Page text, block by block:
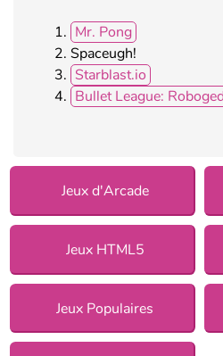
Mr. Pong
Spaceugh!
Starblast.io
Bullet League:
Jeux d'Arcade
Jeux HTML5
Jeux Populaires